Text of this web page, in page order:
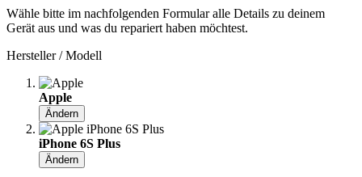
Wähle bitte im nachfolgenden Formular alle Details zu deinem
Gerät aus und was du repariert haben möchtest.
Hersteller / Modell
Apple
Ändern
iPhone 6S Plus
Ändern